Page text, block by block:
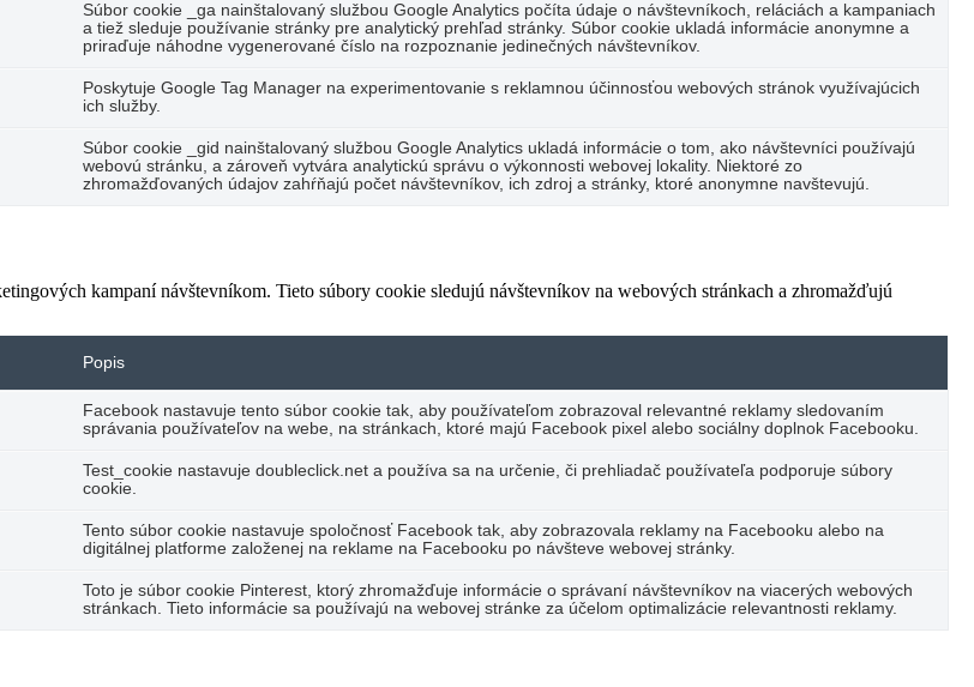
Súbor cookie _ga nainštalovaný službou Google Analytics počíta údaje o návštevníkoch, reláciách a kampaniach
a tiež sleduje používanie stránky pre analytický prehľad stránky. Súbor cookie ukladá informácie anonymne a
priraďuje náhodne vygenerované číslo na rozpoznanie jedinečných návštevníkov.
Poskytuje Google Tag Manager na experimentovanie s reklamnou účinnosťou webových stránok využívajúcich
ich služby.
Súbor cookie _gid nainštalovaný službou Google Analytics ukladá informácie o tom, ako návštevníci používajú
webovú stránku, a zároveň vytvára analytickú správu o výkonnosti webovej lokality. Niektoré zo
zhromažďovaných údajov zahŕňajú počet návštevníkov, ich zdroj a stránky, ktoré anonymne navštevujú.
kampaní návštevníkom. Tieto súbory cookie sledujú návštevníkov na webových stránkach a zhromažďujú
Popis
Facebook nastavuje tento súbor cookie tak, aby používateľom zobrazoval relevantné reklamy sledovaním
správania používateľov na webe, na stránkach, ktoré majú Facebook pixel alebo sociálny doplnok Facebooku.
Test_cookie nastavuje doubleclick.net a používa sa na určenie, či prehliadač používateľa podporuje súbory
cookie.
Tento súbor cookie nastavuje spoločnosť Facebook tak, aby zobrazovala reklamy na Facebooku alebo na
digitálnej platforme založenej na reklame na Facebooku po návšteve webovej stránky.
Toto je súbor cookie Pinterest, ktorý zhromažďuje informácie o správaní návštevníkov na viacerých webových
stránkach. Tieto informácie sa používajú na webovej stránke za účelom optimalizácie relevantnosti reklamy.